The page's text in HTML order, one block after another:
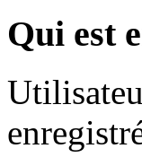
Qui est